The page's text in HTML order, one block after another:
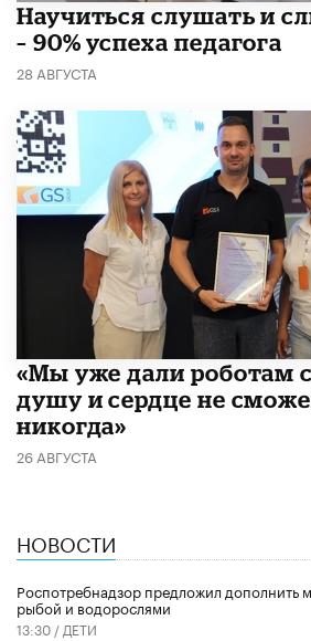
Научиться слушать и
– 90% успеха педагога
28 АВГУСТА
«Мы уже дали роботам
душу и сердце не
никогда»
26 АВГУСТА
НОВОСТИ
Роспотребнадзор предложил дополнить
рыбой и водорослями
13:30 / ДЕТИ